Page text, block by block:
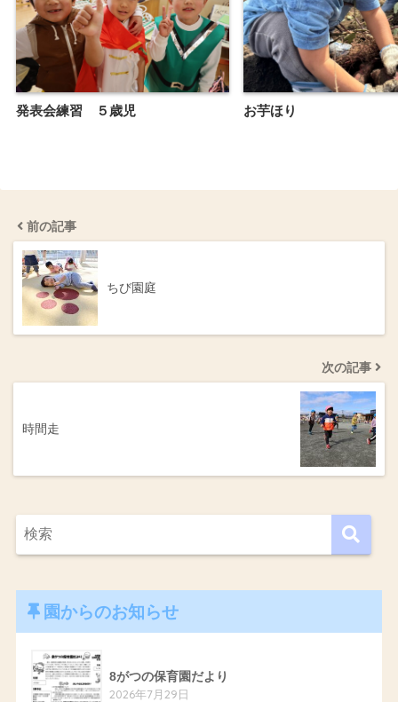
発表会練習 ５歳児 お芋ほり
前の記事
ちび園庭
次の記事
時間走
園からのお知らせ
8がつの保育園だより
2026年7月29日